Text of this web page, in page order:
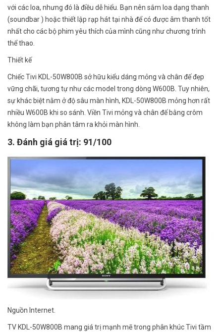
với các loa, nhưng đó là điều dễ hiểu. Bạn nên sắm loa dạng thanh
(soundbar ) hoặc thiết lập rạp hát tại nhà để có được âm thanh tốt
nhất cho các bộ phim yêu thích của mình cũng như chương trình
thể thao.
Thiết kế
Chiếc Tivi KDL-50W800B sở hữu kiểu dáng mỏng và chân đế đẹp
vững chãi, tương tự như các model trong dòng W600B. Tuy nhiên,
sự khác biệt nằm ở độ sâu màn hình, KDL-50W800B mỏng hơn rất
nhiều W600B khi so sánh. Viền Tivi mỏng và chân đế bằng crôm
không làm bạn phân tâm ra khỏi màn hình.
3. Đánh giá giá trị: 91/100
Nguồn Internet.
TV KDL-50W800B mang giá trị mạnh mẽ trong phân khúc Tivi tầm